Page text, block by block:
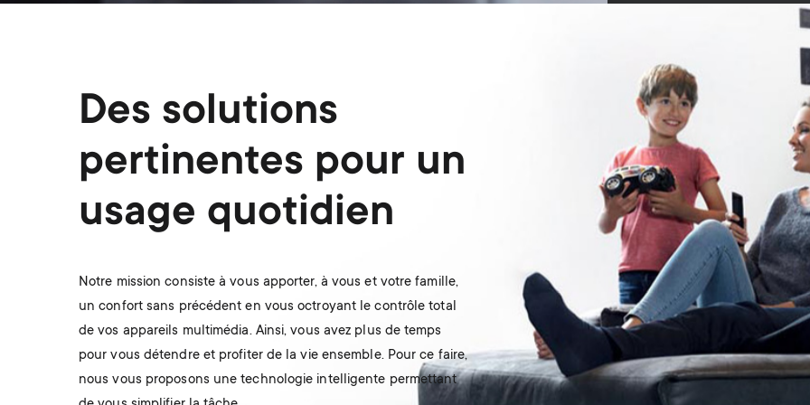
Des solutions
pertinentes pour un
usage quotidien
Notre mission consiste à vous apporter, à vous et votre famille,
un confort sans précédent en vous octroyant le contrôle total
de vos appareils multimédia. Ainsi, vous avez plus de temps
pour vous détendre et profiter de la vie ensemble. Pour ce faire,
nous vous proposons une technologie intelligente permettant